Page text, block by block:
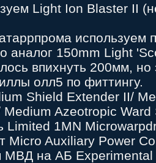
Light Ion Blaster II
используем
аналог 150mm Light
впихнуть 200мм, но
олл5 по фиттингу.
Shield Extender II/
Azeotropic Ward
Limited 1MN
Micro Auxiliary Power
МВД на АБ Experimental